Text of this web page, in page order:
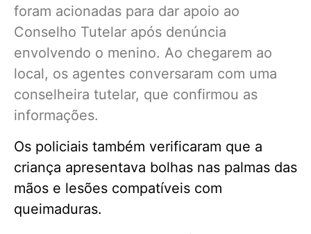
foram acionadas para dar apoio ao
Conselho Tutelar após denúncia
envolvendo o menino. Ao chegarem ao
local, os agentes conversaram com uma
conselheira tutelar, que confirmou as
informações.
Os policiais também verificaram que a
criança apresentava bolhas nas palmas das
mãos e lesões compatíveis com
queimaduras.